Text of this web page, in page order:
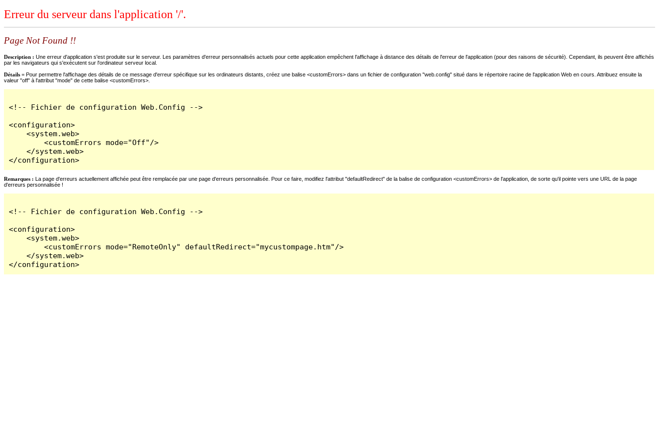
Erreur du serveur dans l'application '/'.
Page Not Found !!
Description : Une erreur d'application s'est produite sur le serveur. Les paramètres d'erreur personnalisés actuels pour cette application empêchent l'affichage à distance des détails de l'erreur de l'application (pour des raisons de sécurité). Cependant, ils peuvent être affichés
par les navigateurs qui s'exécutent sur l'ordinateur serveur local.
Détails = Pour permettre l'affichage des détails de ce message d'erreur spécifique sur les ordinateurs distants, créez une balise <customErrors> dans un fichier de configuration "web.config" situé dans le répertoire racine de l'application Web en cours. Attribuez ensuite la
valeur "off" à l'attribut "mode" de cette balise <customErrors>.
<!-- Fichier de configuration Web.Config -->
<configuration>
    <system.web>
        <customErrors mode="Off"/>
    </system.web>
</configuration>
Remarques : La page d'erreurs actuellement affichée peut être remplacée par une page d'erreurs personnalisée. Pour ce faire, modifiez l'attribut "defaultRedirect" de la balise de configuration <customErrors> de l'application, de sorte qu'il pointe vers une URL de la page
d'erreurs personnalisée !
<!-- Fichier de configuration Web.Config -->
<configuration>
    <system.web>
        <customErrors mode="RemoteOnly" defaultRedirect="mycustompage.htm"/>
    </system.web>
</configuration>